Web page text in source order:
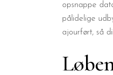
opsnappe
pålidelige
ajourført, så